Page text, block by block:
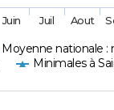
Moyenne nationale :
Minimales à
Juin Juil Aout